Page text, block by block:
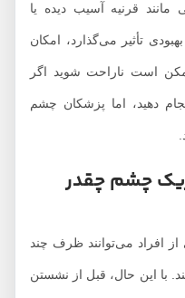
قرنیه آسیب دیده یا
می‌گذارد، امکان
است ناراحت شوید اگر
اما پزشکان چشم
چشم چقدر
می‌توانند ظرف چند
این حال، قبل از نشستن